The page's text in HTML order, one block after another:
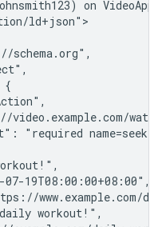
on
ld+json">
schema.org",
{
video.example.com/
"required
19T08:00:00+08:00",
www.example.com/
workout!",